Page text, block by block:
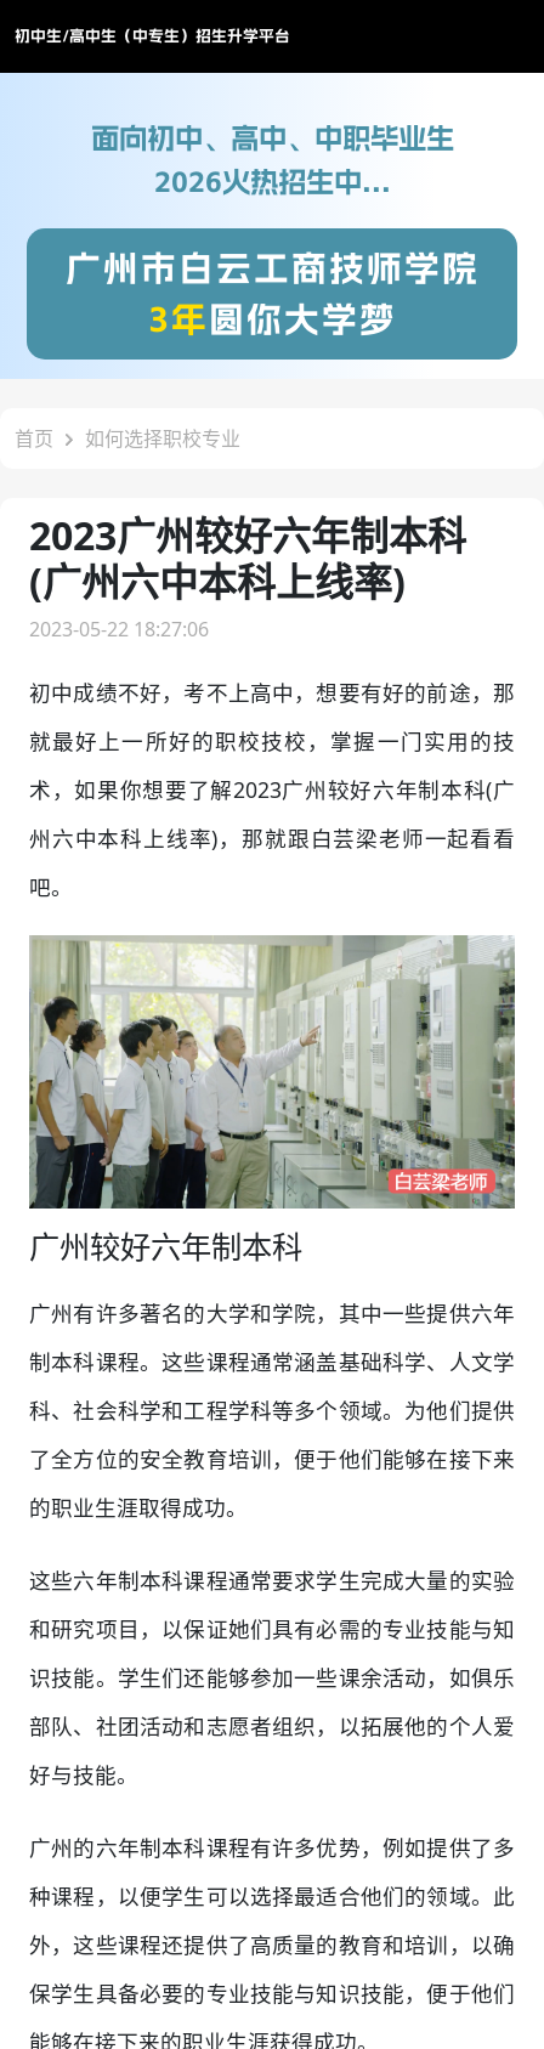
初中生/高中生（中专生）招生升学平台
面向初中、高中、中职毕业生
2026火热招生中...
广州市白云工商技师学院
3年圆你大学梦
首页 如何选择职校专业
2023广州较好六年制本科
(广州六中本科上线率)
2023-05-22 18:27:06
初中成绩不好，考不上高中，想要有好的前途，那
就最好上一所好的职校技校，掌握一门实用的技
术，如果你想要了解2023广州较好六年制本科(广
州六中本科上线率)，那就跟白芸梁老师一起看看
吧。
广州较好六年制本科
广州有许多著名的大学和学院，其中一些提供六年
制本科课程。这些课程通常涵盖基础科学、人文学
科、社会科学和工程学科等多个领域。为他们提供
了全方位的安全教育培训，便于他们能够在接下来
的职业生涯取得成功。
这些六年制本科课程通常要求学生完成大量的实验
和研究项目，以保证她们具有必需的专业技能与知
识技能。学生们还能够参加一些课余活动，如俱乐
部队、社团活动和志愿者组织，以拓展他的个人爱
好与技能。
广州的六年制本科课程有许多优势，例如提供了多
种课程，以便学生可以选择最适合他们的领域。此
外，这些课程还提供了高质量的教育和培训，以确
保学生具备必要的专业技能与知识技能，便于他们
能够在接下来的职业生涯获得成功。